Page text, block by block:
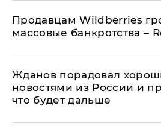
Продавцам Wildberries
массовые банкротства –
Жданов порадовал
новостями из России и
что будет дальше